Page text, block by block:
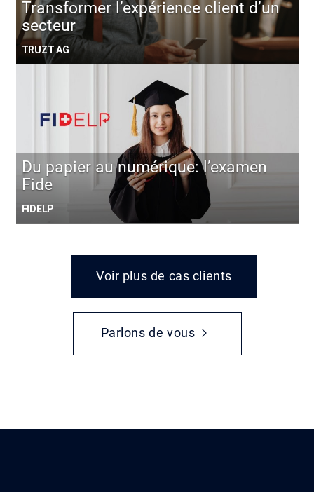
Transformer l’expérience client d’un
secteur
TRUZT AG
Du papier au numérique: l’examen
Fide
FIDELP
Voir plus de cas clients
Parlons de vous